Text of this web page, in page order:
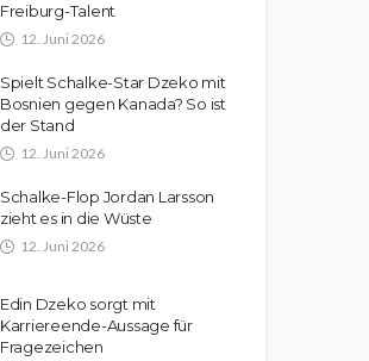
Freiburg-Talent
12. Juni 2026
Spielt Schalke-Star Dzeko mit
Bosnien gegen Kanada? So ist
der Stand
12. Juni 2026
Schalke-Flop Jordan Larsson
zieht es in die Wüste
12. Juni 2026
Edin Dzeko sorgt mit
Karriereende-Aussage für
Fragezeichen